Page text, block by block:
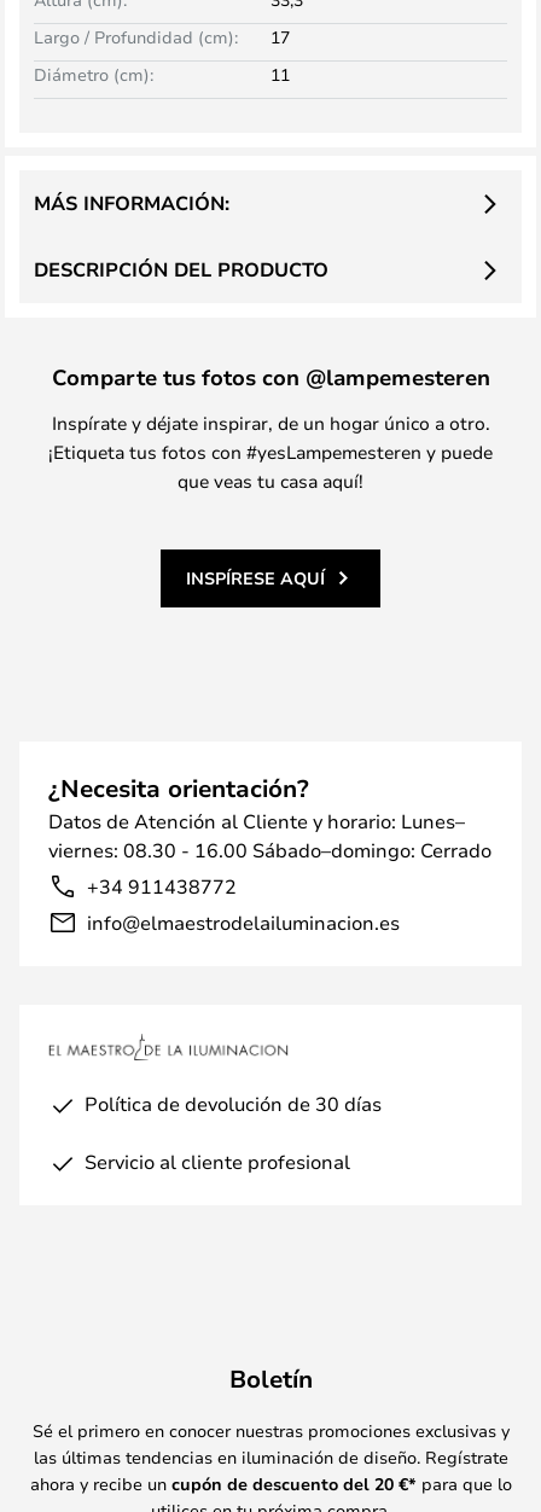
Largo / Profundidad (cm):
17
Diámetro (cm):
11
DESCRIPCIÓN DEL PRODUCTO
MÁS INFORMACIÓN:
Comparte tus fotos con @lampemesteren
Inspírate y déjate inspirar, de un hogar único a otro.
¡Etiqueta tus fotos con #yesLampemesteren y puede
que veas tu casa aquí!
INSPÍRESE AQUÍ
¿Necesita orientación?
Datos de Atención al Cliente y horario: Lunes–
viernes: 08.30 - 16.00 Sábado–domingo: Cerrado
+34 911438772
info@elmaestrodelailuminacion.es
Política de devolución de 30 días
Servicio al cliente profesional
Boletín
Sé el primero en conocer nuestras promociones exclusivas y
las últimas tendencias en iluminación de diseño. Regístrate
ahora y recibe un cupón de descuento del 20 €* para que lo